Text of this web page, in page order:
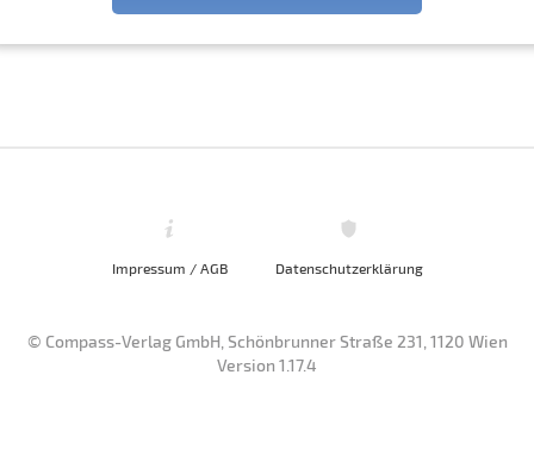
Impressum / AGB Datenschutzerklärung
© Compass-Verlag GmbH, Schönbrunner Straße 231, 1120 Wien
Version 1.17.4